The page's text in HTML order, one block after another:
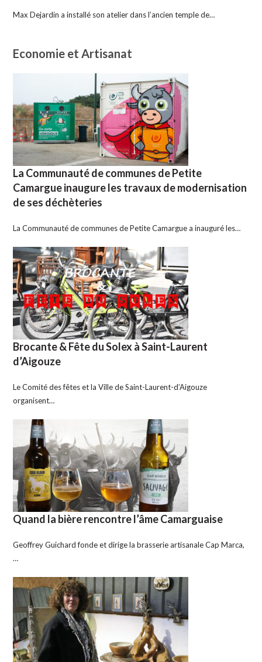
Max Dejardin a installé son atelier dans l’ancien temple de…
Economie et Artisanat
La Communauté de communes de Petite
Camargue inaugure les travaux de modernisation
de ses déchèteries
La Communauté de communes de Petite Camargue a inauguré les…
Brocante & Fête du Solex à Saint-Laurent
d’Aigouze
Le Comité des fêtes et la Ville de Saint-Laurent-d’Aigouze
organisent…
Quand la bière rencontre l’âme Camarguaise
Geoffrey Guichard fonde et dirige la brasserie artisanale Cap Marca,
…